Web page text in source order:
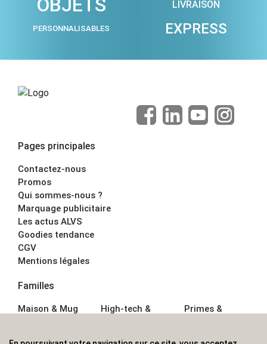
PERSONNALISABLES
LIVRAISON
EXPRESS
Pages principales
Contactez-nous
Promos
Qui sommes-nous ?
Marquage publicitaire
Les actus ALVS
Goodies tendance
CGV
Mentions légales
Familles
Maison & Mug
High-tech &
Primes &